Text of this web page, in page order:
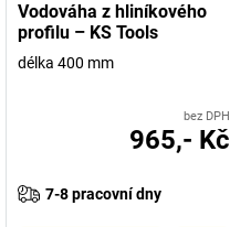
Vodováha z hliníkového
profilu – KS Tools
délka 400 mm
bez DPH
965,- Kč
7-8 pracovní dny